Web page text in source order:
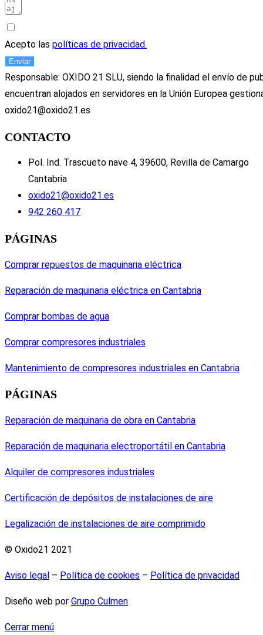
Acepto las políticas de privacidad.
Enviar
Responsable: OXIDO 21 SLU, siendo la finalidad el envío de
encuentran alojados en servidores en la Unión Europea
oxido21@oxido21.es
CONTACTO
Pol. Ind. Trascueto nave 4, 39600, Revilla de Camargo
Cantabria
oxido21@oxido21.es
942 260 417
PÁGINAS
Comprar repuestos de maquinaria eléctrica
Reparación de maquinaria eléctrica en Cantabria
Comprar bombas de agua
Comprar compresores industriales
Mantenimiento de compresores industriales en Cantabria
PÁGINAS
Reparación de maquinaria de obra en Cantabria
Reparación de maquinaria electroportátil en Cantabria
Alquiler de compresores industriales
Certificación de depósitos de instalaciones de aire
Legalización de instalaciones de aire comprimido
© Oxido21 2021
Aviso legal – Política de cookies – Política de privacidad
Diseño web por Grupo Culmen
Cerrar menú